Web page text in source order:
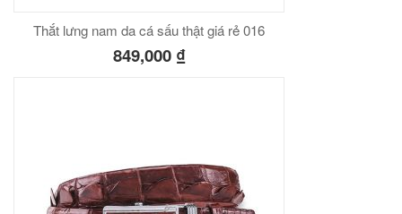
Thắt lưng nam da cá sấu thật giá rẻ 016
849,000 ₫